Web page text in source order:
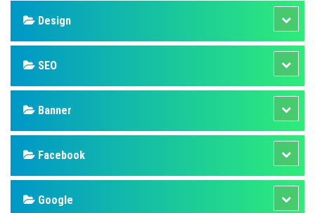
Design
SEO
Banner
Facebook
Google